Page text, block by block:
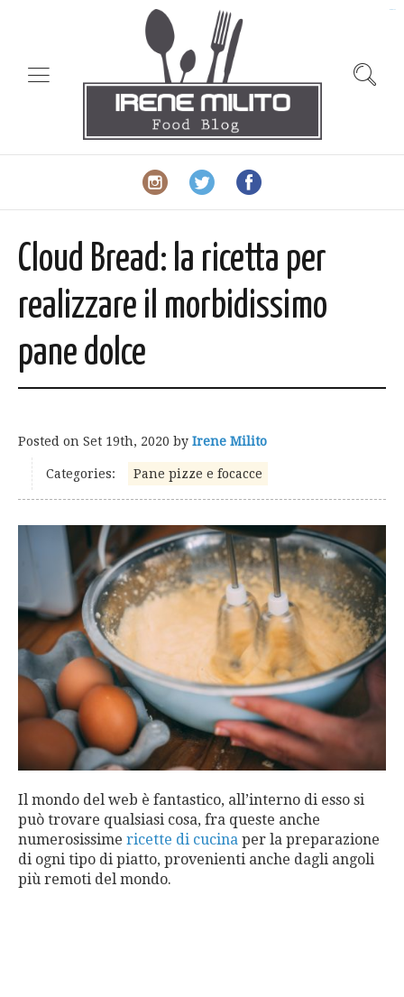
Cloud Bread: la ricetta per
realizzare il morbidissimo
pane dolce
Posted on Set 19th, 2020 by Irene Milito
Categories: Pane pizze e focacce
Il mondo del web è fantastico, all’interno di esso si
può trovare qualsiasi cosa, fra queste anche
numerosissime ricette di cucina per la preparazione
di ogni tipo di piatto, provenienti anche dagli angoli
più remoti del mondo.